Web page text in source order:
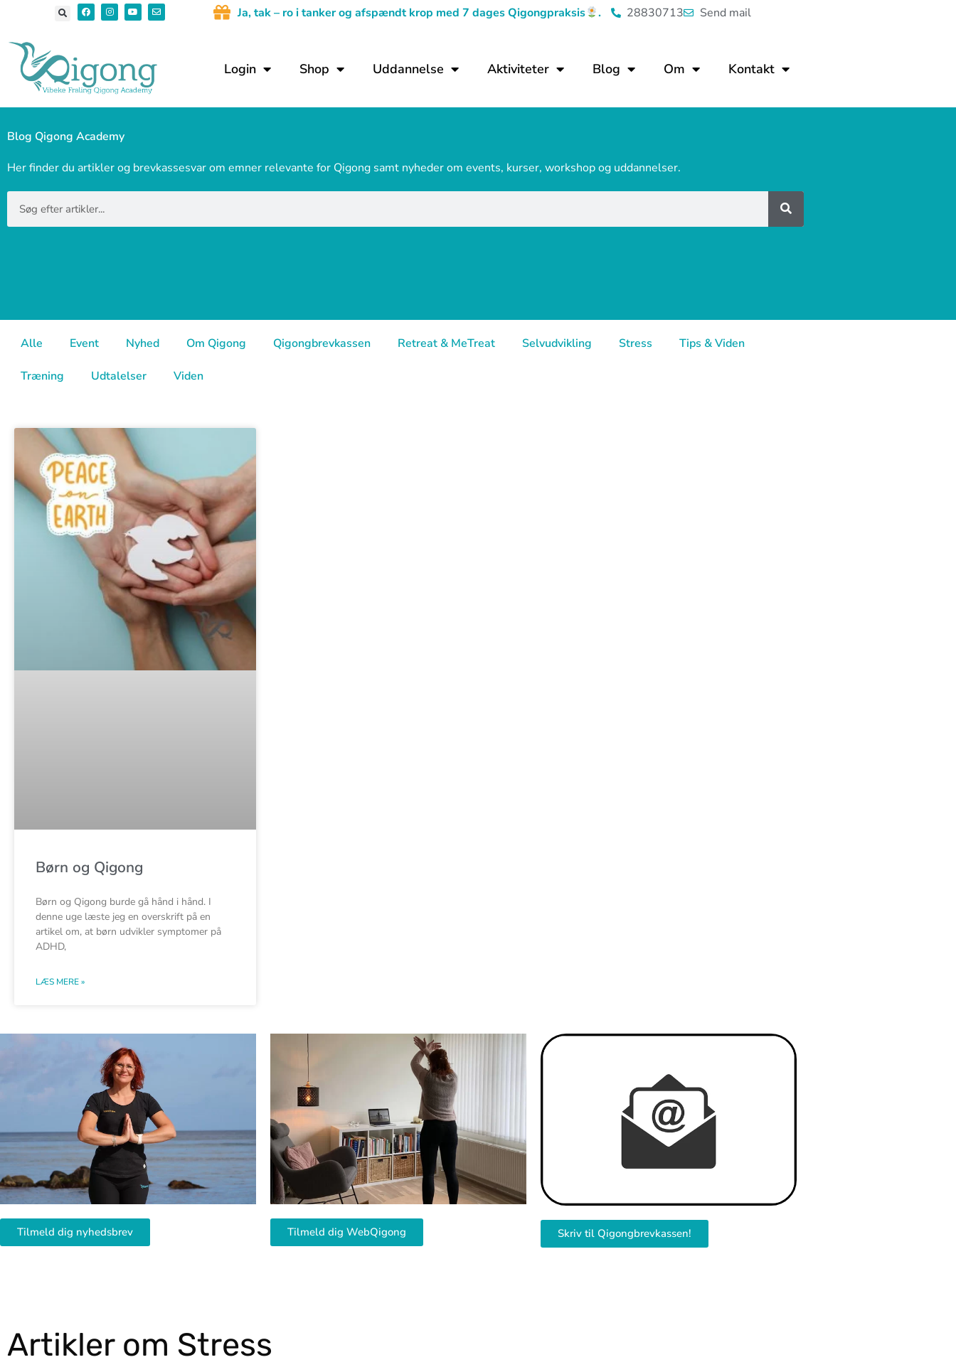
indholdet
F
a
c
k
I
n
s
a
m
Y
o
u
E
n
v
e
Ja, tak – ro i tanker og afspændt krop med 7 dages Qigongpraksis . 28830713 Send mail
Login Shop Uddannelse Aktiviteter Blog Om Kontakt
Blog Qigong Academy
Her finder du artikler og brevkassesvar om emner relevante for Qigong samt nyheder om events, kurser, workshop og uddannelser.
Alle Event Nyhed Om Qigong Qigongbrevkassen Retreat & MeTreat Selvudvikling Stress Tips & Viden
Træning Udtalelser Viden
Børn og Qigong
Børn og Qigong burde gå hånd i hånd. I
denne uge læste jeg en overskrift på en
artikel om, at børn udvikler symptomer på
ADHD,
LÆS MERE »
Tilmeld dig nyhedsbrev Tilmeld dig WebQigong Skriv til Qigongbrevkassen!
Artikler om Stress